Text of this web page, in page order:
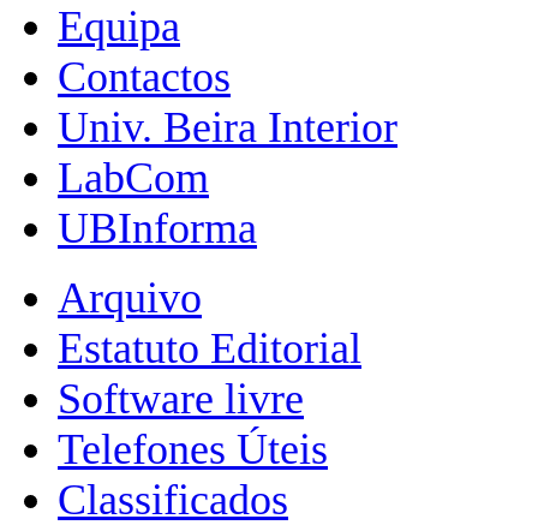
Equipa
Contactos
Univ. Beira Interior
LabCom
UBInforma
Arquivo
Estatuto Editorial
Software livre
Telefones Úteis
Classificados